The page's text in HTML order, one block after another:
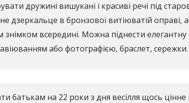
дружині вишукані і красиві речі під
дзеркальце в бронзової витіюватій оправі,
знімком всередині. Можна піднести
або фотографією, браслет, сережки.
батькам на 22 роки з дня весілля щось цінне